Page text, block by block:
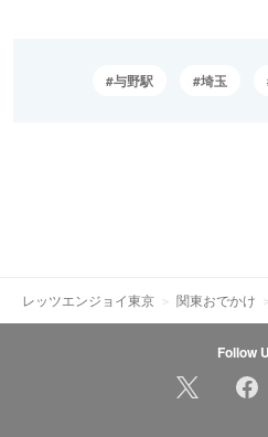
与野駅 埼玉
レッツエンジョイ東京 関東おでかけ
Follow